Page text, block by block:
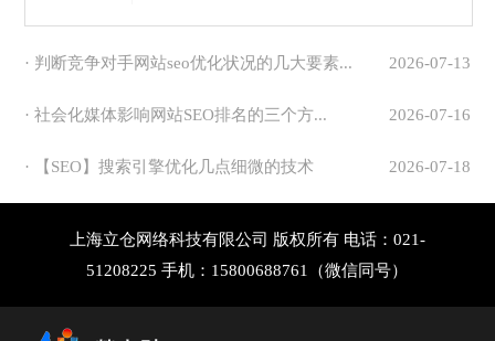
2026-07-13
· 判断竞争对手网站seo优化状况的几大要素...
2026-07-16
· 社会化媒体影响网站SEO排名的三个方...
2026-07-18
· 【SEO】搜索引擎优化几点细微的技术
上海立仓网络科技有限公司 版权所有 电话：021-
51208225 手机：15800688761（微信同号）